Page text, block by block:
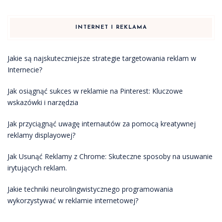
INTERNET I REKLAMA
Jakie są najskuteczniejsze strategie targetowania reklam w
Internecie?
Jak osiągnąć sukces w reklamie na Pinterest: Kluczowe
wskazówki i narzędzia
Jak przyciągnąć uwagę internautów za pomocą kreatywnej
reklamy displayowej?
Jak Usunąć Reklamy z Chrome: Skuteczne sposoby na usuwanie
irytujących reklam.
Jakie techniki neurolingwistycznego programowania
wykorzystywać w reklamie internetowej?